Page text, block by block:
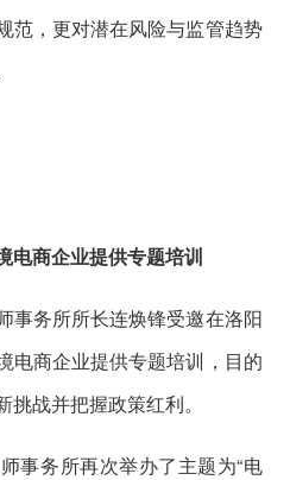
范，更对潜在风险与监管趋势
电商企业提供专题培训
务所所长连焕锋受邀在洛阳
电商企业提供专题培训，目的
战并把握政策红利。
务所再次举办了主题为“电